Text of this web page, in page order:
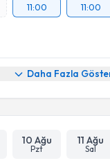
11:00
11:00
Daha Fazla
10 Ağu
Pzt
11 Ağu
Sal